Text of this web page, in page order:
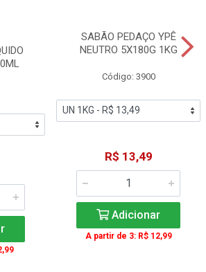
SABÃO PEDAÇO YPÊ
NEUTRO 5X180G 1KG
Código: 3900
R$ 13,49
Adicionar
A partir de 3: R$ 12,99